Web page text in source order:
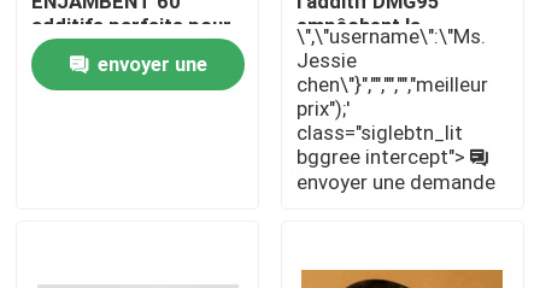
Nouvelles
Émulsifiant alimentaire E471
additifs parfaits pour
des laitages
augmentant la
stabilité et
envoyer une
empêchent la
stratification possible
en lait
\",\"username\":\"Ms.
Jessie
chen\"}","","","","meilleur
prix");'
class="siglebtn_lit
bggree intercept">
envoyer une demande